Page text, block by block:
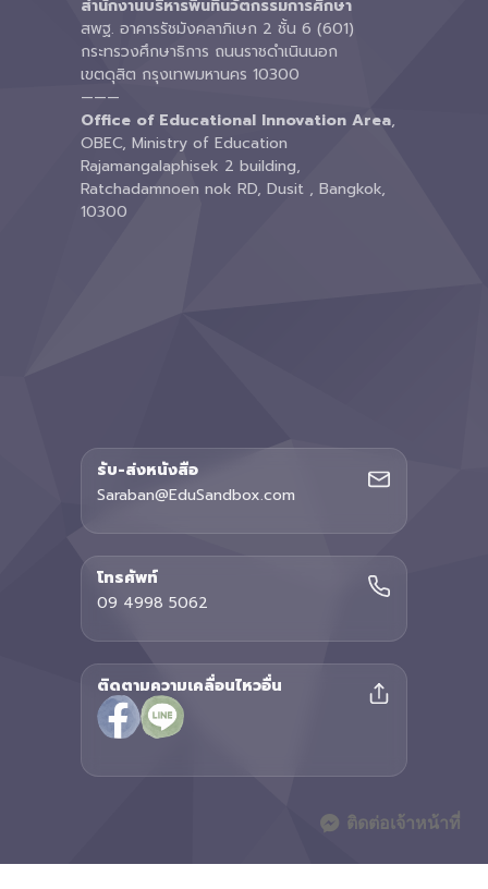
สำนักงานบริหารพื้นที่นวัตกรรมการศึกษา
สพฐ. อาคารรัชมังคลาภิเษก 2 ชั้น 6 (601)
กระทรวงศึกษาธิการ ถนนราชดำเนินนอก
เขตดุสิต กรุงเทพมหานคร 10300
———
Office of Educational Innovation Area,
OBEC, Ministry of Education
Rajamangalaphisek 2 building,
Ratchadamnoen nok RD, Dusit , Bangkok,
10300
รับ-ส่งหนังสือ
Saraban@EduSandbox.com
โทรศัพท์
09 4998 5062
ติดตามความเคลื่อนไหวอื่น
ติดต่อเจ้าหน้าที่